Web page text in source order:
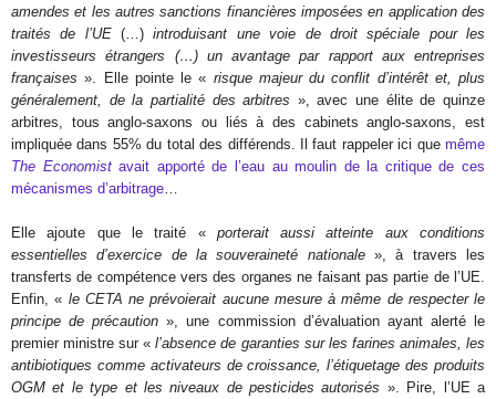
amendes et les autres sanctions financières imposées en application des
traités de l’UE(…)introduisant une voie de droit spéciale pour les
investisseurs étrangers (…) un avantage par rapport aux entreprises
françaises». Elle pointe le « risque majeur du conflit d’intérêt et, plus
généralement, de la partialité des arbitres », avec une élite de quinze
arbitres, tous anglo-saxons ou liés à des cabinets anglo-saxons, est
impliquée dans 55% du total des différends. Il faut rappeler ici que même
The Economistavait apporté de l’eau au moulin de la critique de ces
mécanismes d’arbitrage…
Elle ajoute que le traité « porterait aussi atteinte aux conditions
essentielles d’exercice de la souveraineté nationale», à travers les
transferts de compétence vers des organes ne faisant pas partie de l’UE.
Enfin, « le CETA ne prévoierait aucune mesure à même de respecter le
principe de précaution», une commission d’évaluation ayant alerté le
premier ministre sur «l’absence de garanties sur les farines animales, les
antibiotiques comme activateurs de croissance, l’étiquetage des produits
OGM et le type et les niveaux de pesticides autorisés ». Pire, l’UE a